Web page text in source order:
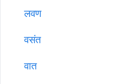
लवण
वसंत
वात